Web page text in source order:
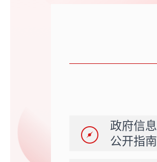
政府信息
公开指南